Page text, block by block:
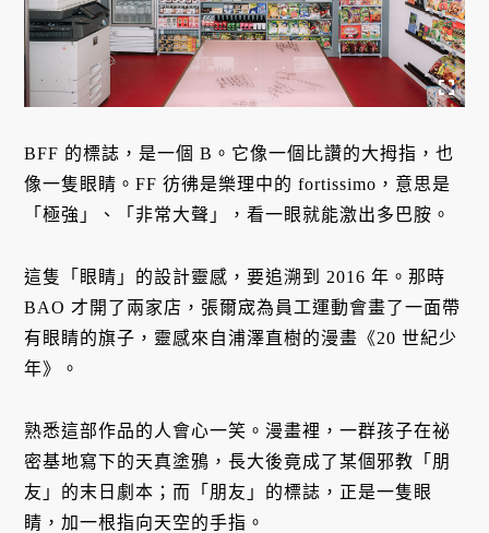
BFF 的標誌，是一個 B。它像一個比讚的大拇指，也
像一隻眼睛。FF 彷彿是樂理中的 fortissimo，意思是
「極強」、「非常大聲」，看一眼就能激出多巴胺。
這隻「眼睛」的設計靈感，要追溯到 2016 年。那時
BAO 才開了兩家店，張爾宬為員工運動會畫了一面帶
有眼睛的旗子，靈感來自浦澤直樹的漫畫《20 世紀少
年》。
熟悉這部作品的人會心一笑。漫畫裡，一群孩子在祕
密基地寫下的天真塗鴉，長大後竟成了某個邪教「朋
友」的末日劇本；而「朋友」的標誌，正是一隻眼
睛，加一根指向天空的手指。